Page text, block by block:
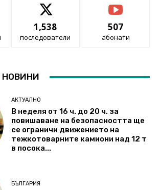
1,538
последователи
507
абонати
НОВИНИ
АКТУАЛНО
В неделя от 16 ч. до 20 ч. за
повишаване на безопасността ще
се ограничи движението на
тежкотоварните камиони над 12 т
в посока...
БЪЛГАРИЯ